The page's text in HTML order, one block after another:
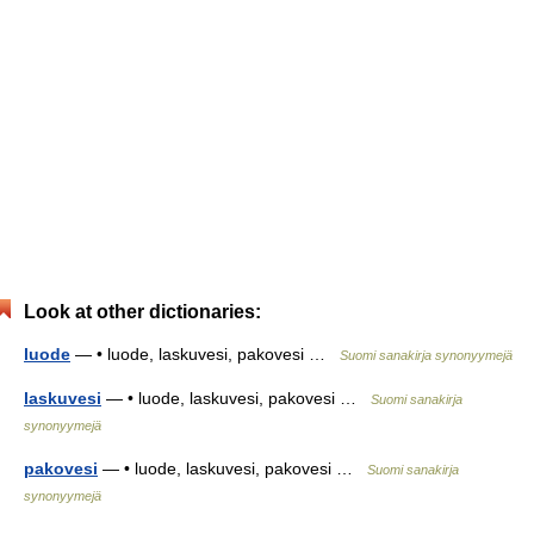
Look at other dictionaries:
luode — • luode, laskuvesi, pakovesi … Suomi sanakirja synonyymejä
laskuvesi — • luode, laskuvesi, pakovesi …
Suomi sanakirja
synonyymejä
pakovesi — • luode, laskuvesi, pakovesi …
Suomi sanakirja
synonyymejä